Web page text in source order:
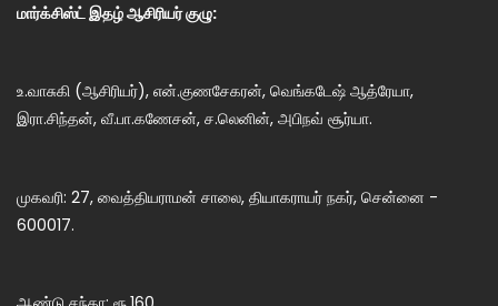
மார்க்சிஸ்ட் இதழ் ஆசிரியர் குழு:
உ.வாசுகி (ஆசிரியர்), என்.குணசேகரன், வெங்கடேஷ் ஆத்ரேயா,
இரா.சிந்தன், வீ.பா.கணேசன், ச.லெனின், அபிநவ் சூர்யா.
முகவரி: 27, வைத்தியராமன் சாலை, தியாகராயர் நகர், சென்னை -
600017.